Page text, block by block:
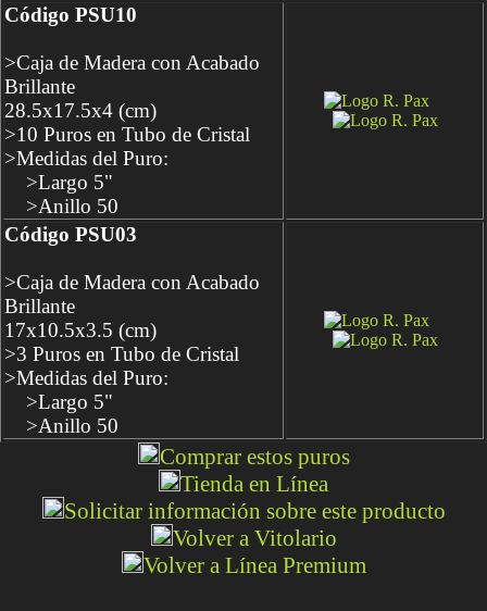
Código PSU10
>Caja de Madera con Acabado
Brillante
28.5x17.5x4 (cm)
>10 Puros en Tubo de Cristal
>Medidas del Puro:
>Largo 5"
>Anillo 50
Código PSU03
>Caja de Madera con Acabado
Brillante
17x10.5x3.5 (cm)
>3 Puros en Tubo de Cristal
>Medidas del Puro:
>Largo 5"
>Anillo 50
Comprar estos puros
Tienda en Línea
Solicitar información sobre este producto
Volver a Vitolario
Volver a Línea Premium